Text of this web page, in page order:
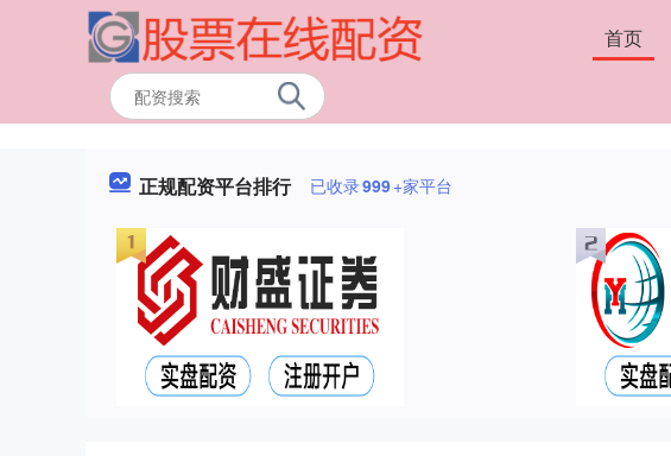
首页
正规配资平台排行 已收录999+家平台